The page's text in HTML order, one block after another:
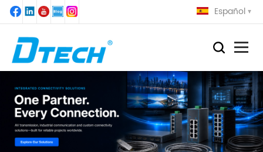
Español